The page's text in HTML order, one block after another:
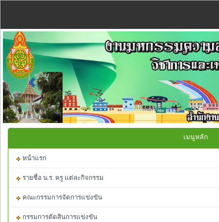
Previous
เมนูหลัก
หน้าแรก
รายชื่อ น.ร. ครู แต่ละกิจกรรม
คณะกรรมการจัดการแข่งขัน
กรรมการตัดสินการแข่งขัน